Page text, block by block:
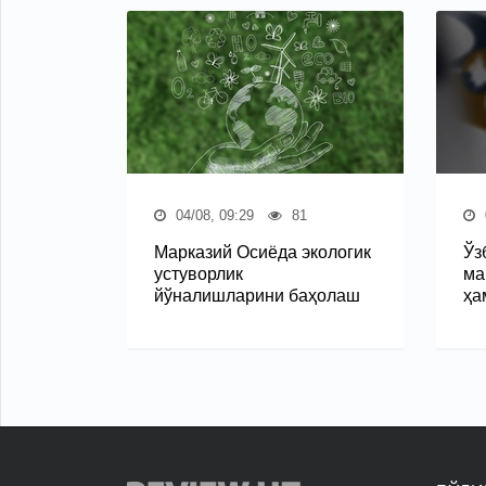
04/08, 09:29 81
Марказий Осиёда экологик
устуворлик
йўналишларини баҳолаш